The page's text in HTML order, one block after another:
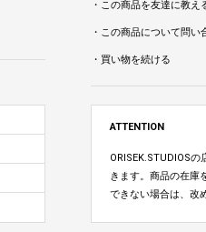
・この商品を友達に教え
・この商品について問い
・買い物を続ける
ATTENTION
ORISEK.STUDIOS
きます。商品の在庫
できない場合は、改